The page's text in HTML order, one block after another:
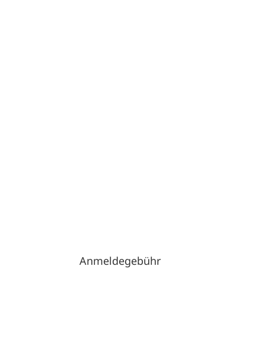
Anmeldegebühr